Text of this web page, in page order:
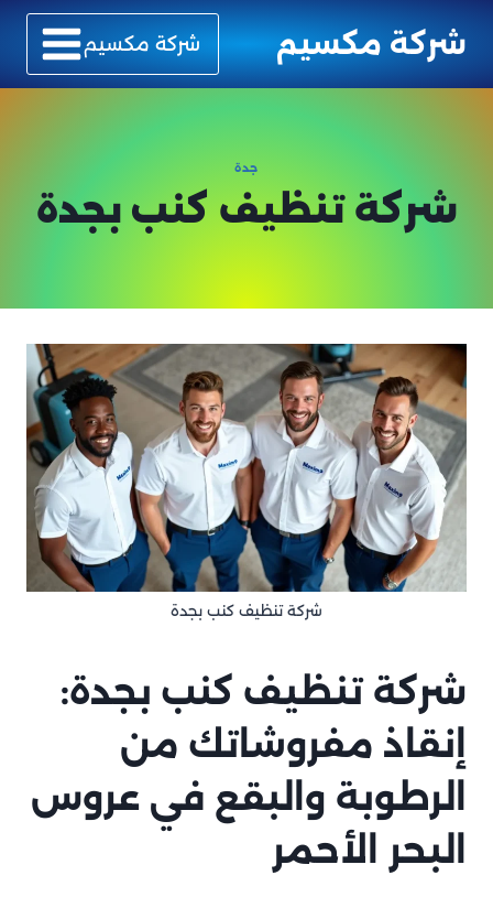
المحتوى
شركة مكسيم شركة مكسيم
جدة
شركة تنظيف كنب بجدة
شركة تنظيف كنب بجدة
شركة تنظيف كنب بجدة:
إنقاذ مفروشاتك من
الرطوبة والبقع في عروس
البحر الأحمر